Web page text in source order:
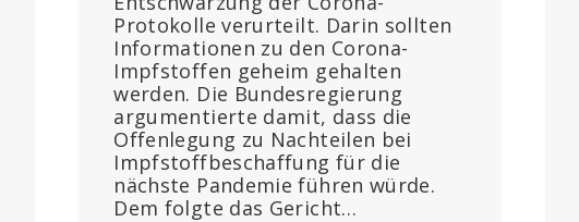
Protokolle verurteilt. Darin sollten
Informationen zu den Corona-
Impfstoffen geheim gehalten
werden. Die Bundesregierung
argumentierte damit, dass die
Offenlegung zu Nachteilen bei
Impfstoffbeschaffung für die
nächste Pandemie führen würde.
Dem folgte das Gericht…